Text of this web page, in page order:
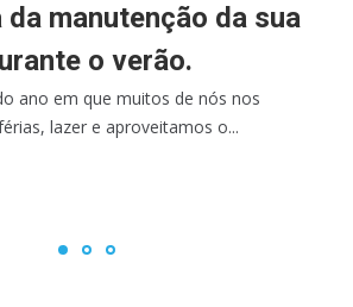
manutenção da sua
o verão.
ano em que muitos de nós nos
lazer e aproveitamos o...